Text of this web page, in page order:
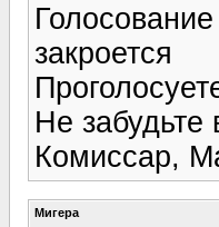
закроется
Не
Комиссар,
Мигера